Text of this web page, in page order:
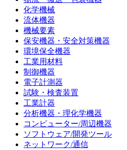
化学機械
流体機器
機械要素
保安機器・安全対策機器
環境保全機器
工業用材料
制御機器
電子計測器
試験・検査装置
工業計器
分析機器・理化学機器
コンピューター/周辺機器
ソフトウェア/開発ツール
ネットワーク/通信